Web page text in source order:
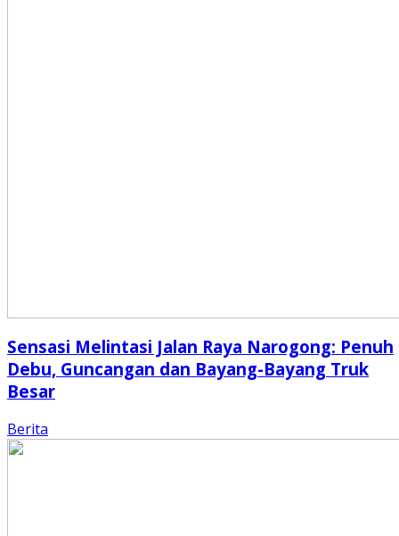
Sensasi Melintasi Jalan Raya Narogong: Penuh
Debu, Guncangan dan Bayang-Bayang Truk
Besar
Berita